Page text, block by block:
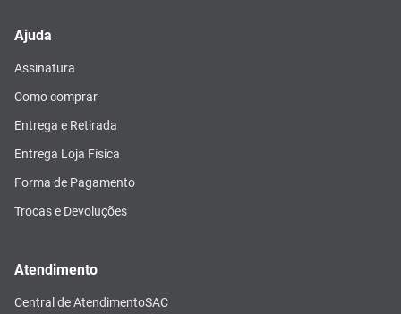
Ajuda
Assinatura
Como comprar
Entrega e Retirada
Entrega Loja Física
Forma de Pagamento
Trocas e Devoluções
Atendimento
Central de AtendimentoSAC